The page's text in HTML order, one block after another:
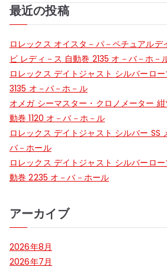
ビ
ゲ
ー
シ
ョ
ン
最近の投稿
ロレックス オイスタ－パ－ペチュアルデ
ビ レディ－ス 自動巻 2135 オ－バ－ホ－
ロレックス デイトジャスト シルバーロ
3135 オ－バ－ホ－ル
オメガ シーマスター・クロノメーター
動巻 1120 オ－バ－ホ－ル
ロレックス デイトジャスト シルバー SS
バ－ホール
ロレックス デイトジャスト シルバーロ
動巻 2235 オ－バ－ホール
アーカイブ
2026年8月
2026年7月